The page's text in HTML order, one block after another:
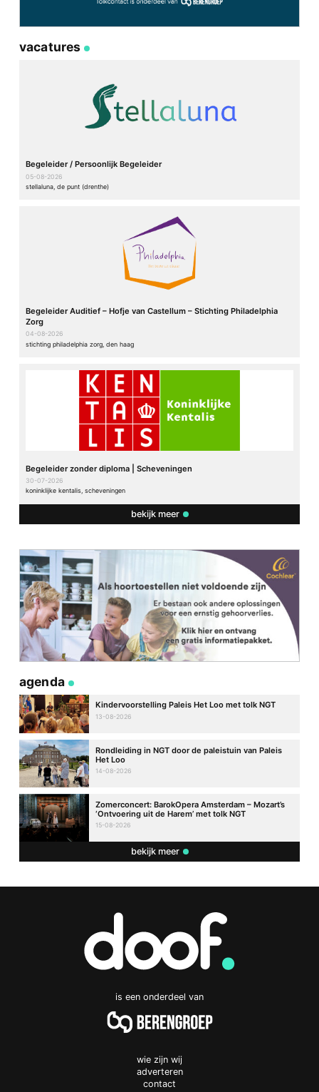
vacatures
Begeleider / Persoonlijk Begeleider
05-08-2026
stellaluna, de punt (drenthe)
Begeleider Auditief – Hofje van Castellum – Stichting Philadelphia
Zorg
04-08-2026
stichting philadelphia zorg, den haag
Begeleider zonder diploma | Scheveningen
30-07-2026
koninklijke kentalis, scheveningen
bekijk meer
agenda
Kindervoorstelling Paleis Het Loo met tolk NGT
13-08-2026
Rondleiding in NGT door de paleistuin van Paleis
Het Loo
14-08-2026
Zomerconcert: BarokOpera Amsterdam – Mozart’s
‘Ontvoering uit de Harem’ met tolk NGT
15-08-2026
bekijk meer
is een onderdeel van
wie zijn wij
adverteren
contact